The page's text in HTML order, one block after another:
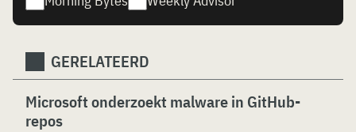
GERELATEERD
Microsoft onderzoekt malware in GitHub-
repos